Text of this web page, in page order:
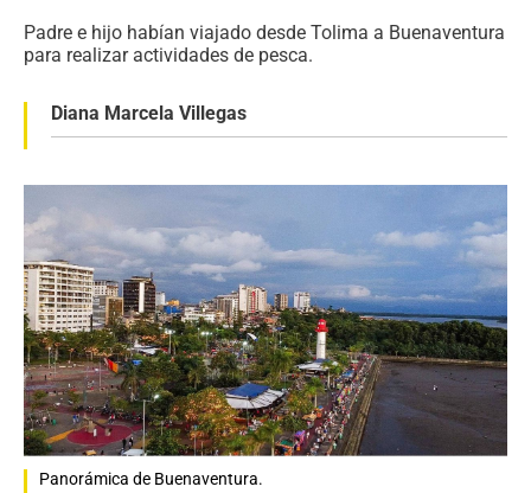
Padre e hijo habían viajado desde Tolima a Buenaventura
para realizar actividades de pesca.
Diana Marcela Villegas
Panorámica de Buenaventura.